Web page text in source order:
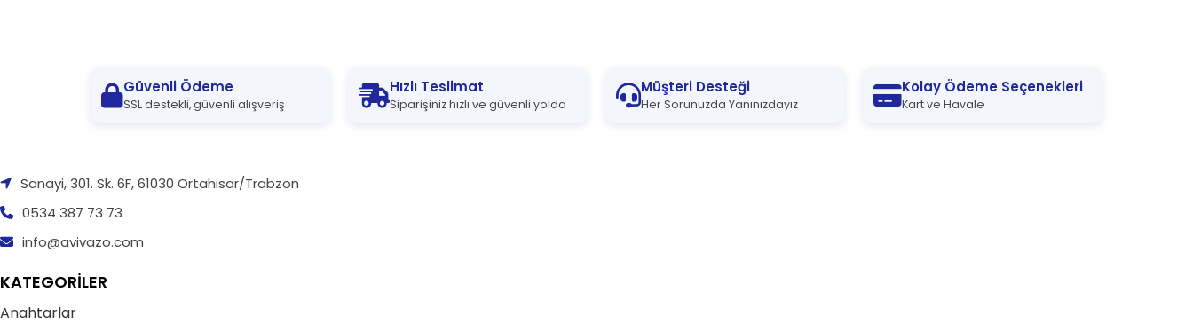
Güvenli Ödeme
SSL destekli, güvenli alışveriş
Hızlı Teslimat
Siparişiniz hızlı ve güvenli yolda
Müşteri Desteği
Her Sorunuzda Yanınızdayız
Kolay Ödeme Seçenekleri
Kart ve Havale
Sanayi, 301. Sk. 6F, 61030 Ortahisar/Trabzon
0534 387 73 73
info@avivazo.com
KATEGORİLER
Anahtarlar